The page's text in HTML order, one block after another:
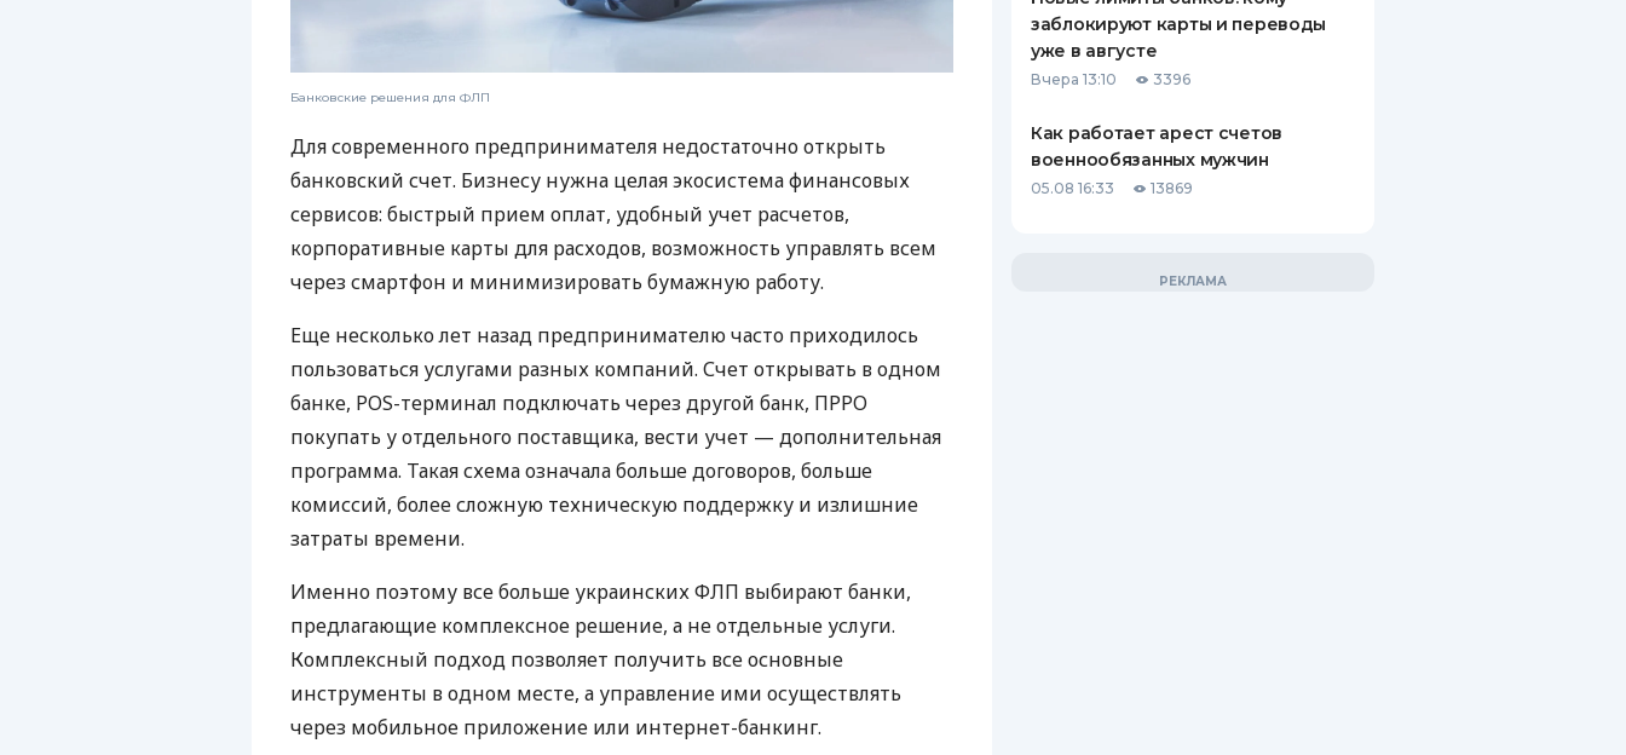
Банковские решения для ФЛП
Для современного предпринимателя недостаточно открыть
банковский счет. Бизнесу нужна целая экосистема финансовых
сервисов: быстрый прием оплат, удобный учет расчетов,
корпоративные карты для расходов, возможность управлять всем
через смартфон и минимизировать бумажную работу.
Еще несколько лет назад предпринимателю часто приходилось
пользоваться услугами разных компаний. Счет открывать в одном
банке, POS-терминал подключать через другой банк, ПРРО
покупать у отдельного поставщика, вести учет — дополнительная
программа. Такая схема означала больше договоров, больше
комиссий, более сложную техническую поддержку и излишние
затраты времени.
Именно поэтому все больше украинских ФЛП выбирают банки,
предлагающие комплексное решение, а не отдельные услуги.
Комплексный подход позволяет получить все основные
инструменты в одном месте, а управление ими осуществлять
через мобильное приложение или интернет-банкинг.
заблокируют карты и переводы
уже в августе
Вчера 13:10 3396
Как работает арест счетов
военнообязанных мужчин
05.08 16:33 13869